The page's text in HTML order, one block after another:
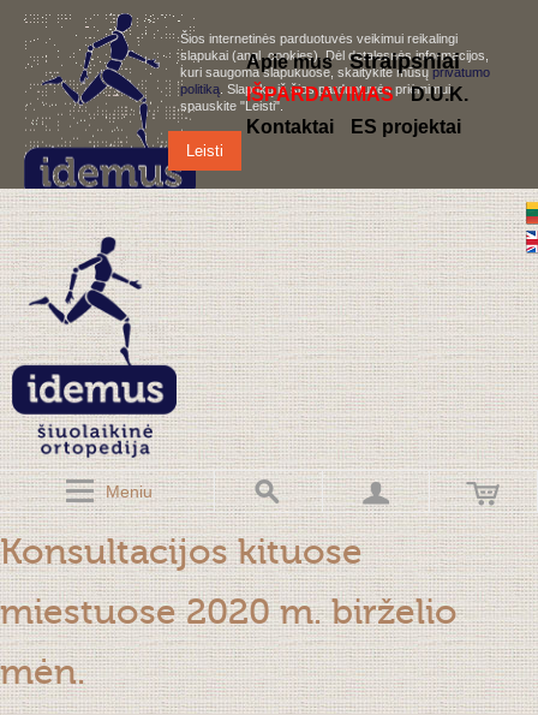
Šios internetinės parduotuvės veikimui reikalingi
slapukai (angl. cookies). Dėl detalesnės informacijos,
kuri saugoma slapukuose, skaitykite mūsųprivatumo
politiką . Slapukų iš šios parduotuvės priėmimui,
spauskite "Leisti".
Leisti
Meniu
Apie mus Straipsniai
IŠPARDAVIMAS
D.U.K.
Kontaktai
ES projektai
Konsultacijos kituose
miestuose 2020 m. birželio
mėn.